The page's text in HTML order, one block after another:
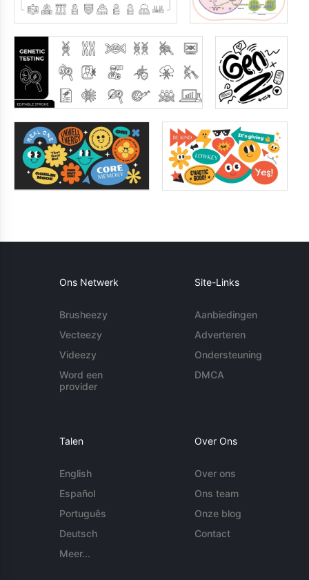
Ons Netwerk
Brusheezy
Vecteezy
Videezy
Word een
provider
Site-Links
Aanbiedingen
Adverteren
Ondersteuning
DMCA
Talen
English
Español
Português
Deutsch
Meer...
Over Ons
Over ons
Ons team
Onze blog
Contact